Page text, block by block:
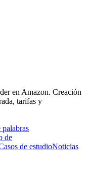
en Amazon. Creación
tarifas y
de
de estudioNoticias